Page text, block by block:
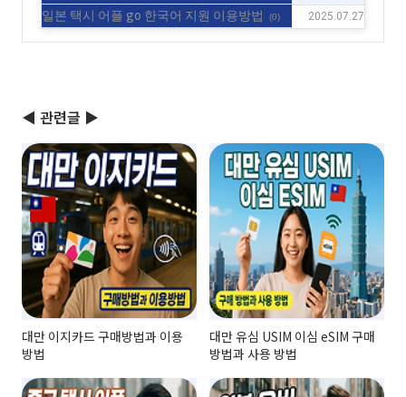
일본 택시 어플 go 한국어 지원 이용방법 (0) 2025.07.27
◀ 관련글 ▶
대만 이지카드 구매방법과 이용
방법
대만 유심 USIM 이심 eSIM 구매
방법과 사용 방법